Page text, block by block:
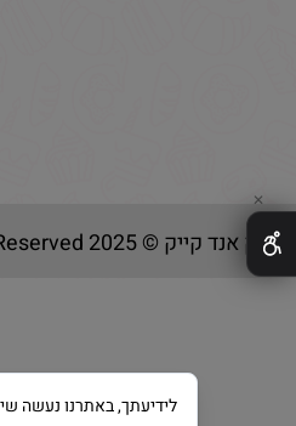
בייק אנד קייק © 2025 All Rights Reserved
✕